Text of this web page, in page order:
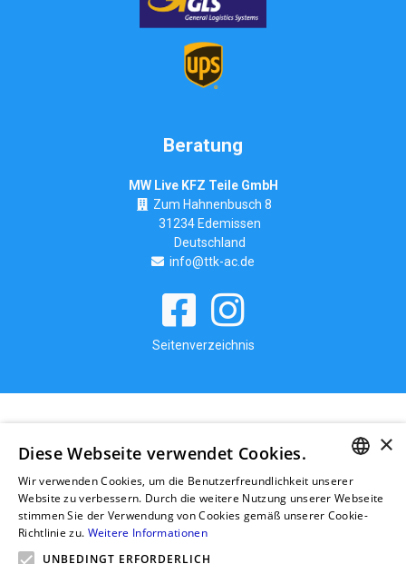
Beratung
MW Live KFZ Teile GmbH
Zum Hahnenbusch 8
31234 Edemissen
Deutschland
info@ttk-ac.de
Seitenverzeichnis
GERMAN
RUSSIAN
×
Diese Webseite verwendet Cookies.
Wir verwenden Cookies, um die Benutzerfreundlichkeit unserer
Website zu verbessern. Durch die weitere Nutzung unserer Webseite
stimmen Sie der Verwendung von Cookies gemäß unserer Cookie-
Richtlinie zu. Weitere Informationen
UNBEDINGT ERFORDERLICH